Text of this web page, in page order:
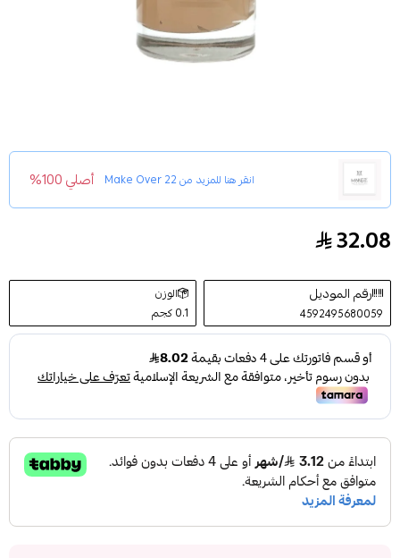
انقر هنا للمزيد منMake Over 22 أصلي 100%
كريم اساس ستديو سكن ميك اوفر22- SS005
32.08
رقم الموديل
4592495680059
الوزن
0.1 كجم